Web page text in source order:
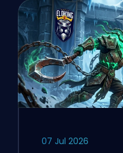
07 Jul 2026